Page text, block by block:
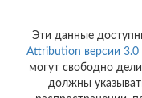
Эти данные
Attribution версии 3.0
могут свободно
должны